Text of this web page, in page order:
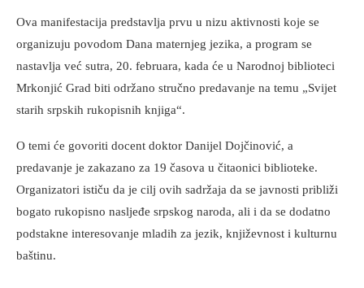
Ova manifestacija predstavlja prvu u nizu aktivnosti koje se
organizuju povodom Dana maternjeg jezika, a program se
nastavlja već sutra, 20. februara, kada će u Narodnoj biblioteci
Mrkonjić Grad biti održano stručno predavanje na temu „Svijet
starih srpskih rukopisnih knjiga“.
O temi će govoriti docent doktor Danijel Dojčinović, a
predavanje je zakazano za 19 časova u čitaonici biblioteke.
Organizatori ističu da je cilj ovih sadržaja da se javnosti približi
bogato rukopisno nasljeđe srpskog naroda, ali i da se dodatno
podstakne interesovanje mladih za jezik, književnost i kulturnu
baštinu.